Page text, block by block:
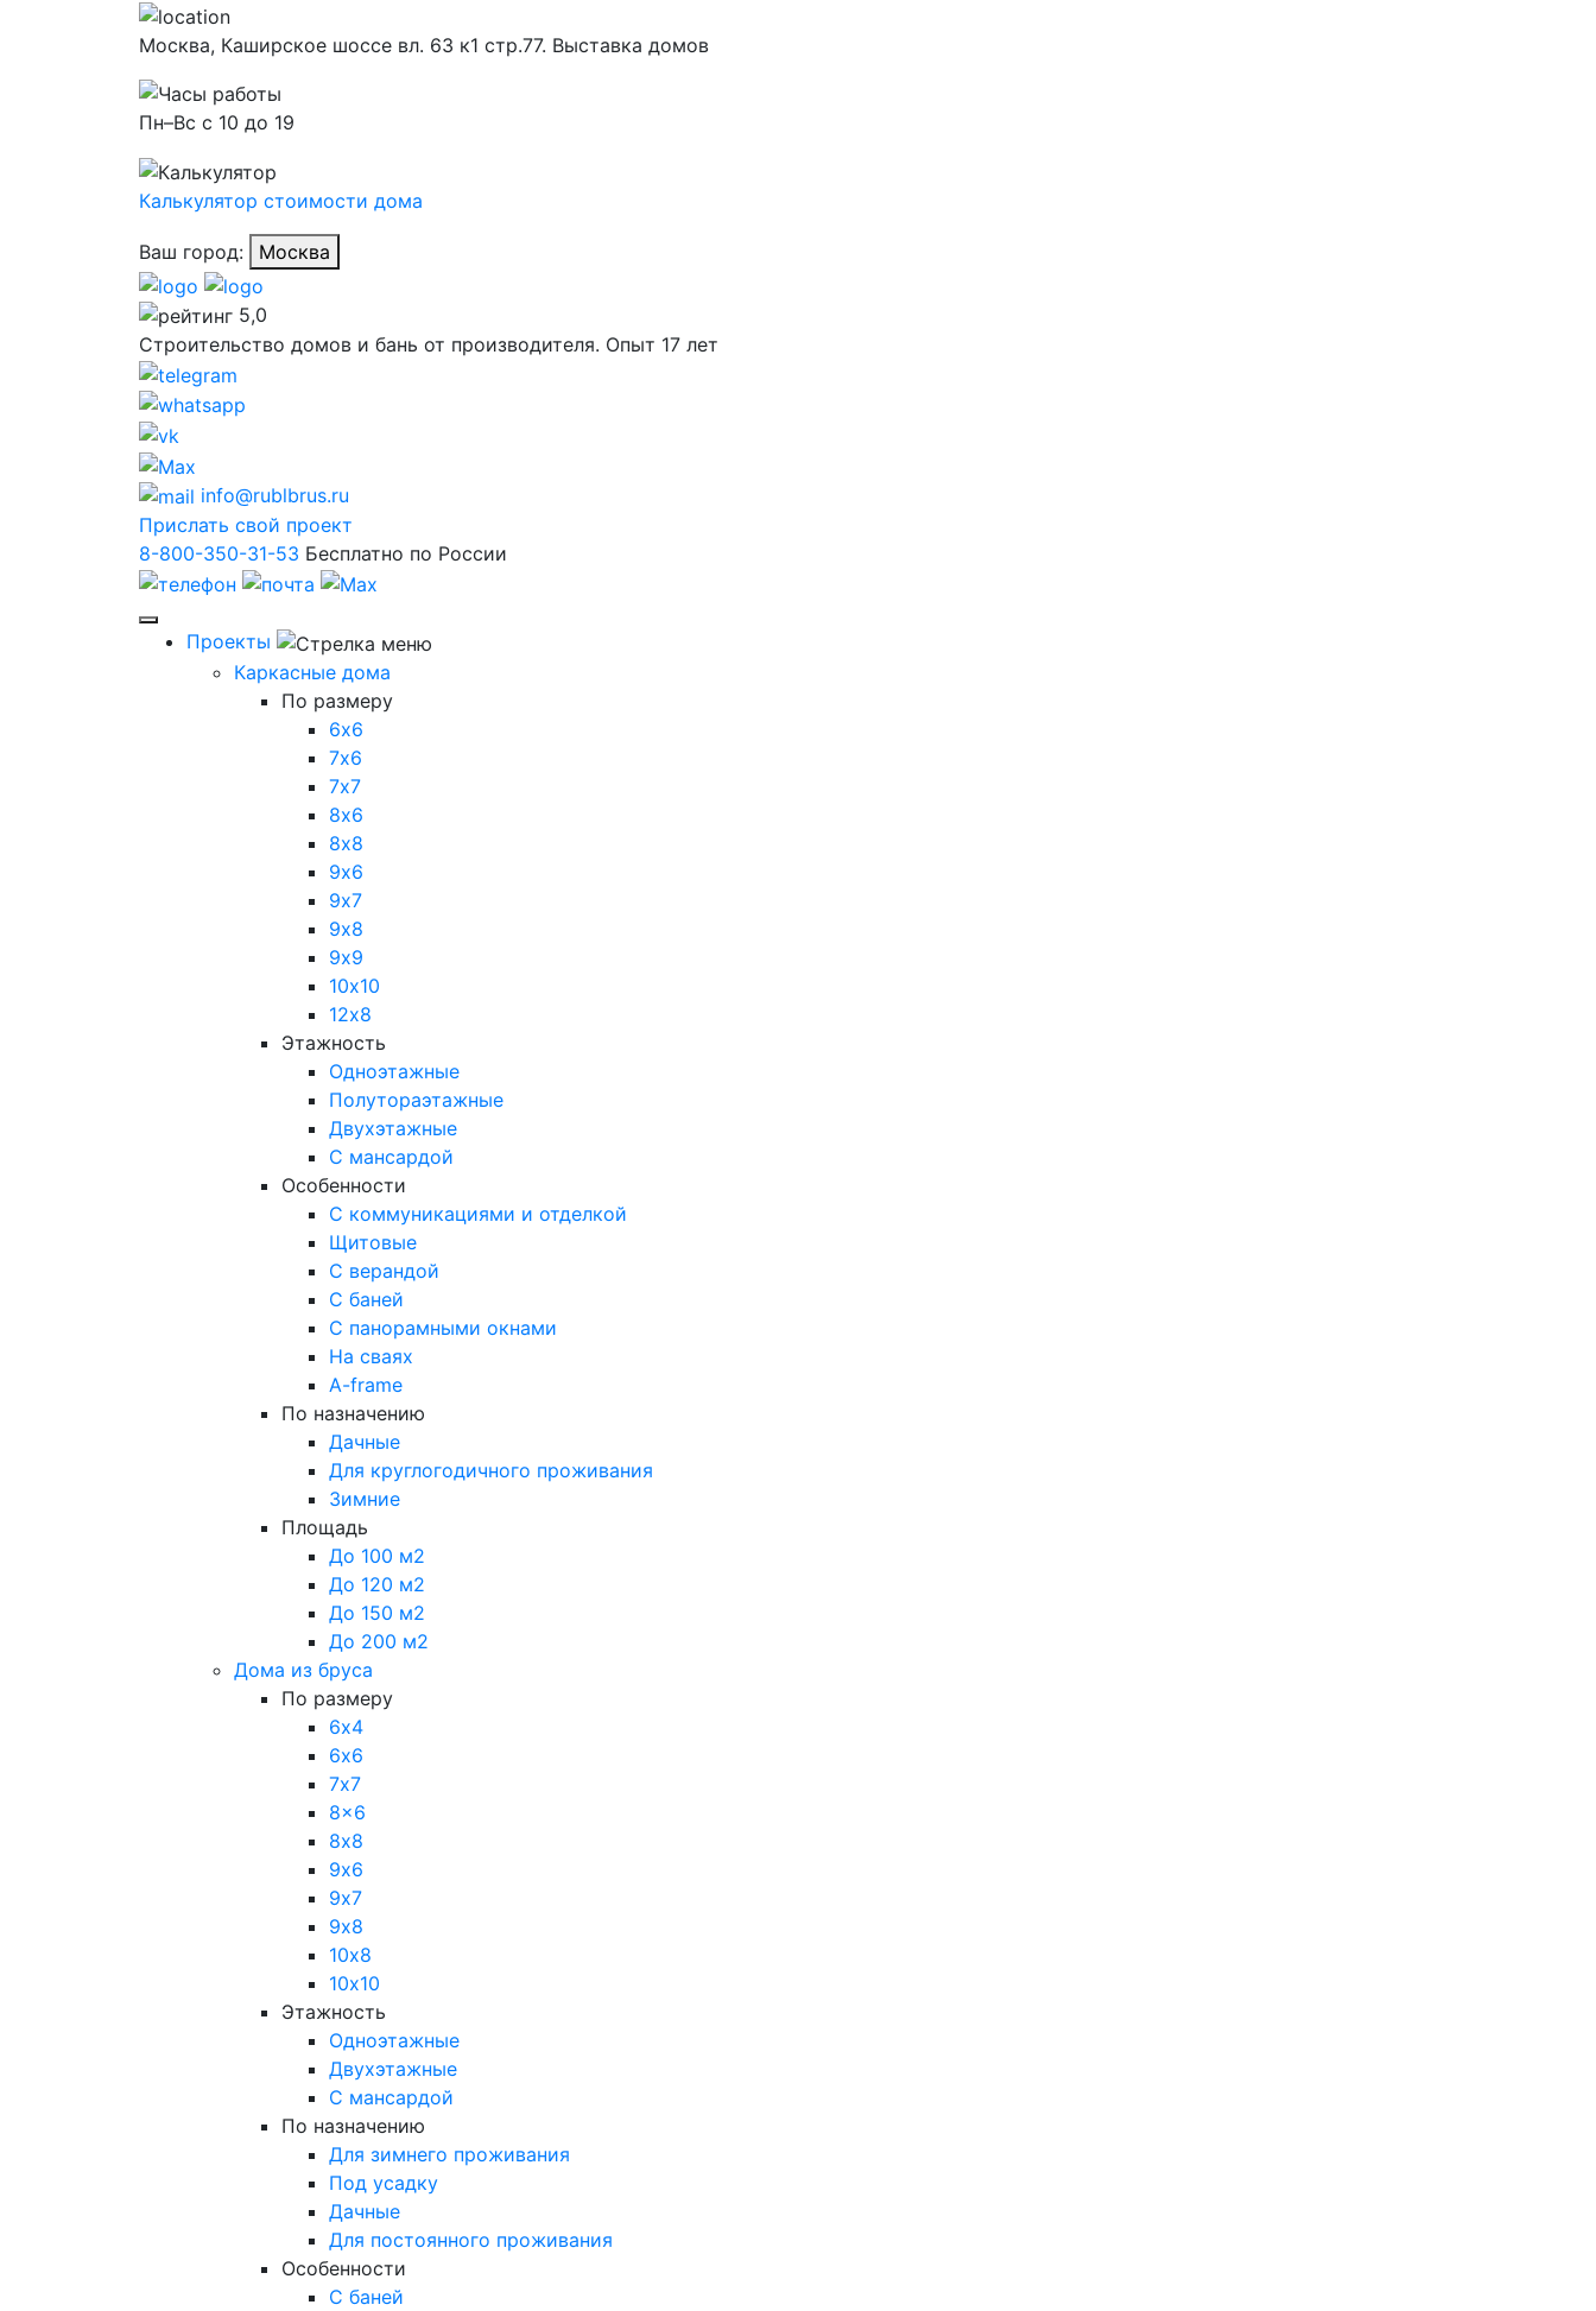
Москва, Каширское шоссе вл. 63 к1 стр.77. Выставка домов
Пн–Вс с 10 до 19
Калькулятор стоимости дома
Ваш город: Москва
5,0
Строительство домов и бань от производителя. Опыт 17 лет
info@rublbrus.ru
Прислать свой проект
8-800-350-31-53 Бесплатно по России
Проекты
Каркасные дома
По размеру
6х6
7х6
7х7
8х6
8х8
9х6
9х7
9х8
9х9
10х10
12х8
Этажность
Одноэтажные
Полутораэтажные
Двухэтажные
С мансардой
Особенности
С коммуникациями и отделкой
Щитовые
С верандой
С баней
С панорамными окнами
На сваях
A-frame
По назначению
Дачные
Для круглогодичного проживания
Зимние
Площадь
До 100 м2
До 120 м2
До 150 м2
До 200 м2
Дома из бруса
По размеру
6х4
6х6
7х7
8x6
8х8
9х6
9х7
9х8
10х8
10х10
Этажность
Одноэтажные
Двухэтажные
С мансардой
По назначению
Для зимнего проживания
Под усадку
Дачные
Для постоянного проживания
Особенности
С баней